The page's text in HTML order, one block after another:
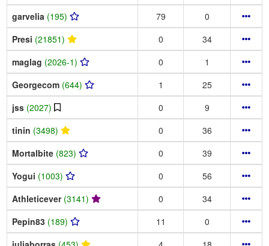
garvelia (195) 79
0
Presi (21851) 0
34
maglag (2026-1) 0
1
Georgecom (644) 1
25
jss (2027) 0
9
tinin (3498) 0
36
Mortalbite (823) 0
39
Yogui (1003) 0
56
Athleticever (3141) 0
34
Pepin83 (189) 11
0